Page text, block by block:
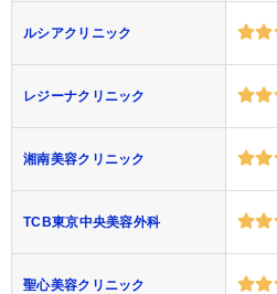
ルシアクリニック
レジーナクリニック
湘南美容クリニック
TCB東京中央美容外科
聖心美容クリニック